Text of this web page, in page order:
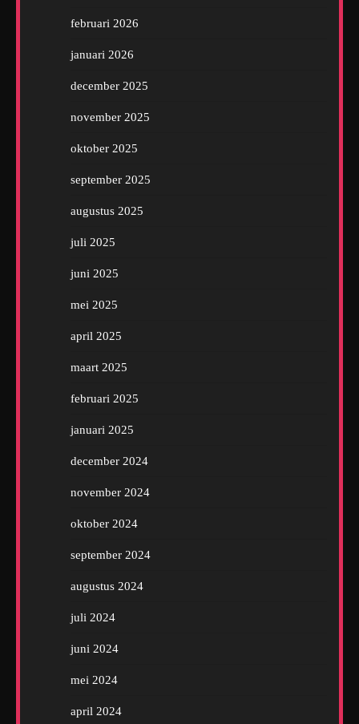
februari 2026
januari 2026
december 2025
november 2025
oktober 2025
september 2025
augustus 2025
juli 2025
juni 2025
mei 2025
april 2025
maart 2025
februari 2025
januari 2025
december 2024
november 2024
oktober 2024
september 2024
augustus 2024
juli 2024
juni 2024
mei 2024
april 2024